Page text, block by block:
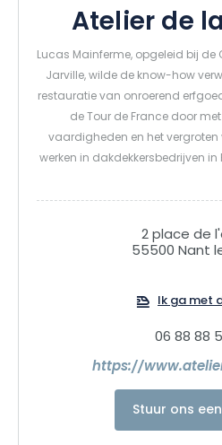
Atelier de
Lucas Mainferme, opgeleid bij
Jarville, wilde de know-how
restauratie van onroerend
de Tour de France door
vaardigheden en het
werken in dakdekkersbedrijven
zelfs in Oostenrijk. Terug in zijn
startte hij in 2012 zijn eigen
krijgt van klanten en
wedstrijd "Un des Meilleurs
opleiding over een specifiek
kan werken op zeer specifieke
bedrijven aan de
2 place de
55500 Nant
Ik ga met
06 88 88
https://
Stuur ons